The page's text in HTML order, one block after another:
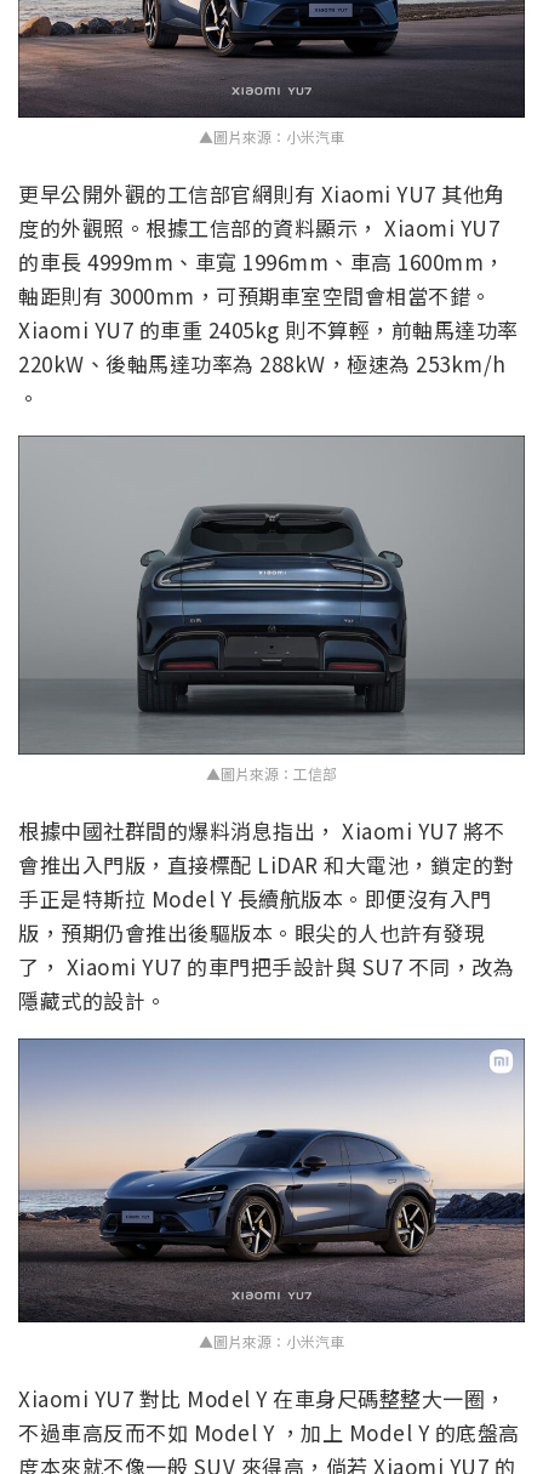
▲圖片來源：小米汽車
更早公開外觀的工信部官網則有 Xiaomi YU7 其他角
度的外觀照。根據工信部的資料顯示， Xiaomi YU7
的車長 4999mm、車寬 1996mm、車高 1600mm，
軸距則有 3000mm，可預期車室空間會相當不錯。
Xiaomi YU7 的車重 2405kg 則不算輕，前軸馬達功率
220kW、後軸馬達功率為 288kW，極速為 253km/h
。
▲圖片來源：工信部
根據中國社群間的爆料消息指出， Xiaomi YU7 將不
會推出入門版，直接標配 LiDAR 和大電池，鎖定的對
手正是特斯拉 Model Y 長續航版本。即便沒有入門
版，預期仍會推出後驅版本。眼尖的人也許有發現
了， Xiaomi YU7 的車門把手設計與 SU7 不同，改為
隱藏式的設計。
▲圖片來源：小米汽車
Xiaomi YU7 對比 Model Y 在車身尺碼整整大一圈，
不過車高反而不如 Model Y ，加上 Model Y 的底盤高
度本來就不像一般 SUV 來得高，倘若 Xiaomi YU7 的